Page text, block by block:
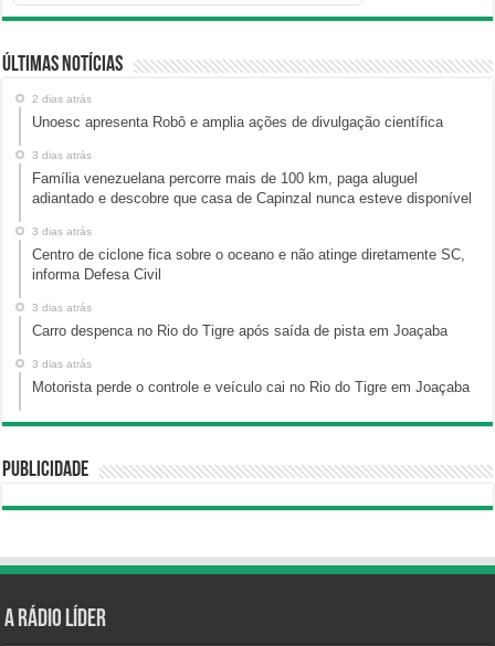
Últimas Notícias
2 dias atrás
Unoesc apresenta Robô e amplia ações de divulgação científica
3 dias atrás
Família venezuelana percorre mais de 100 km, paga aluguel
adiantado e descobre que casa de Capinzal nunca esteve disponível
3 dias atrás
Centro de ciclone fica sobre o oceano e não atinge diretamente SC,
informa Defesa Civil
3 dias atrás
Carro despenca no Rio do Tigre após saída de pista em Joaçaba
3 dias atrás
Motorista perde o controle e veículo cai no Rio do Tigre em Joaçaba
Publicidade
A Rádio Líder